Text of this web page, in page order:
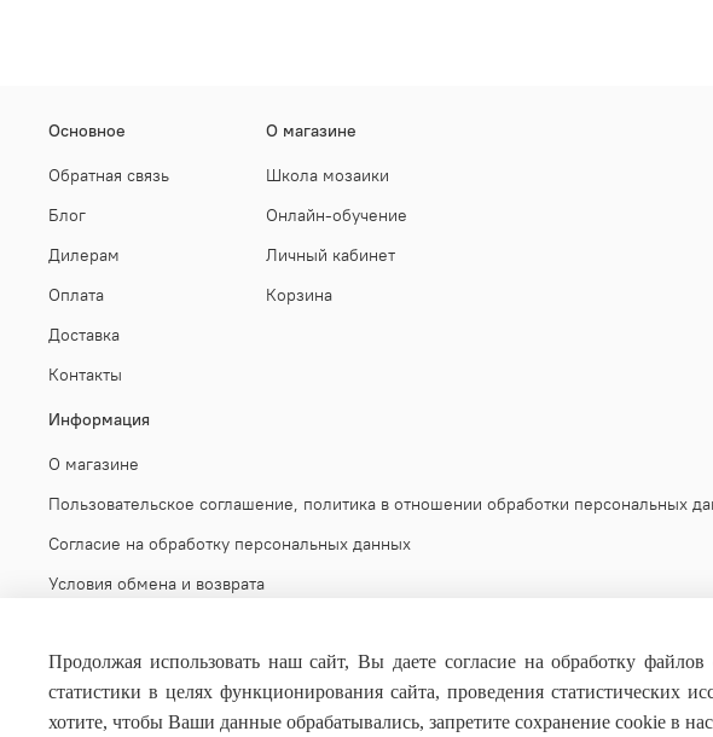
Основное
Обратная связь
Блог
Дилерам
Оплата
Доставка
Контакты
О магазине
Школа мозаики
Онлайн-обучение
Личный кабинет
Корзина
Информация
О магазине
Пользовательское соглашение, политика в отношении обработки персональных
Согласие на обработку персональных данных
Условия обмена и возврата
Продолжая использовать наш сайт, Вы даете согласие на обработку
статистики в целях функционирования сайта, проведения статистических
хотите, чтобы Ваши данные обрабатывались, запретите сохранение cookie в